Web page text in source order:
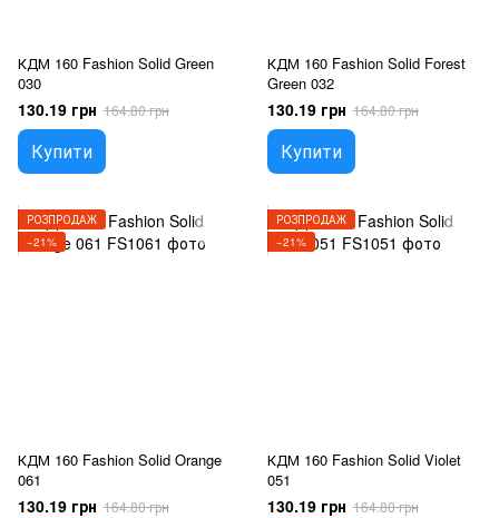
КДМ 160 Fashion Solid Green
030
130.19 грн 164.80 грн
Купити
КДМ 160 Fashion Solid Forest
Green 032
130.19 грн 164.80 грн
Купити
РОЗПРОДАЖ
−21%
КДМ 160 Fashion Solid Orange
061
130.19 грн 164.80 грн
РОЗПРОДАЖ
−21%
КДМ 160 Fashion Solid Violet
051
130.19 грн 164.80 грн